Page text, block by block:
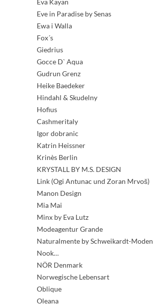
Eva Kayan
Eve in Paradise by Senas
Ewa i Walla
Fox´s
Giedrius
Gocce D` Aqua
Gudrun Grenz
Heike Baedeker
Hindahl & Skudelny
Hofius
Cashmeritaly
Igor dobranic
Katrin Heissner
Krinès Berlin
KRYSTALL BY M.S. DESIGN
Link (Ogi Antunac und Zoran Mrvoš)
Manon Design
Mia Mai
Minx by Eva Lutz
Modeagentur Grande
Naturalmente by Schweikardt-Moden
Nook…
NÖR Denmark
Norwegische Lebensart
Oblique
Oleana